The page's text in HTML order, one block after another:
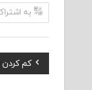
به
راهبری
Previous
Post:
کم کردن